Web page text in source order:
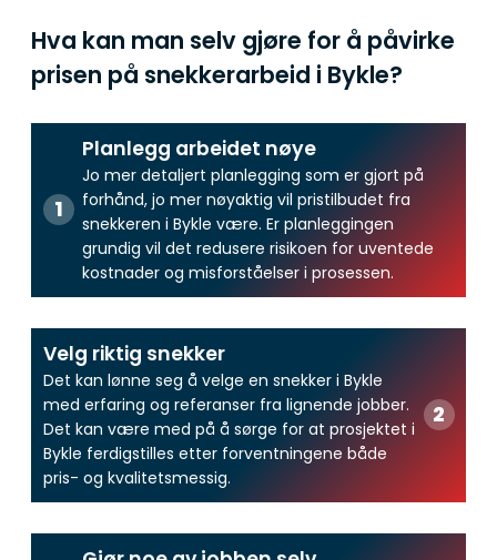
Hva kan man selv gjøre for å påvirke
prisen på snekkerarbeid i Bykle?
Planlegg arbeidet nøye
Jo mer detaljert planlegging som er gjort på
forhånd, jo mer nøyaktig vil pristilbudet fra
snekkeren i Bykle være. Er planleggingen
grundig vil det redusere risikoen for uventede
kostnader og misforståelser i prosessen.
Velg riktig snekker
Det kan lønne seg å velge en snekker i Bykle
med erfaring og referanser fra lignende jobber.
Det kan være med på å sørge for at prosjektet i
Bykle ferdigstilles etter forventningene både
pris- og kvalitetsmessig.